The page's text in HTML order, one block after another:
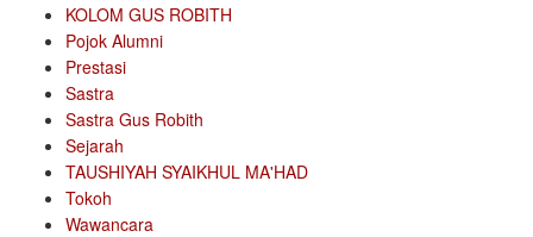
KOLOM GUS ROBITH
Pojok Alumni
Prestasi
Sastra
Sastra Gus Robith
Sejarah
TAUSHIYAH SYAIKHUL MA'HAD
Tokoh
Wawancara